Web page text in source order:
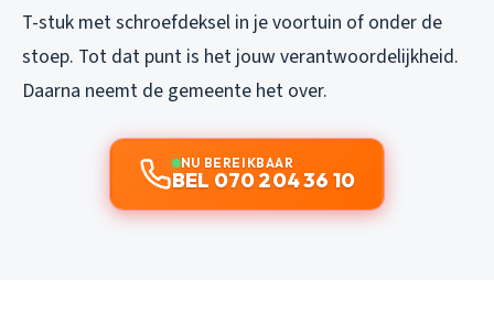
T-stuk met schroefdeksel in je voortuin of onder de
stoep. Tot dat punt is het jouw verantwoordelijkheid.
Daarna neemt de gemeente het over.
NU BEREIKBAAR
BEL 070 204 36 10